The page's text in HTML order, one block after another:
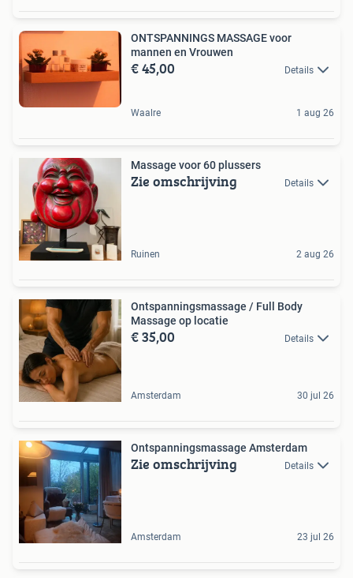
ONTSPANNINGS MASSAGE voor
mannen en Vrouwen
€ 45,00 Details
Waalre 1 aug 26
Massage voor 60 plussers
Zie omschrijving Details
Ruinen 2 aug 26
Ontspanningsmassage / Full Body
Massage op locatie
€ 35,00 Details
Amsterdam 30 jul 26
Ontspanningsmassage Amsterdam
Zie omschrijving Details
Amsterdam 23 jul 26